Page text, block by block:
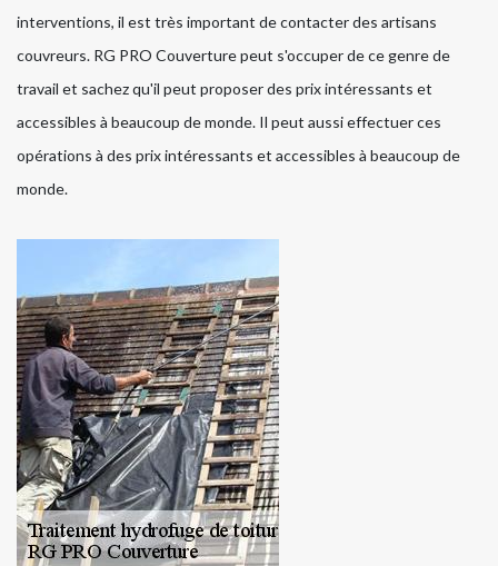
interventions, il est très important de contacter des artisans
couvreurs. RG PRO Couverture peut s'occuper de ce genre de
travail et sachez qu'il peut proposer des prix intéressants et
accessibles à beaucoup de monde. Il peut aussi effectuer ces
opérations à des prix intéressants et accessibles à beaucoup de
monde.